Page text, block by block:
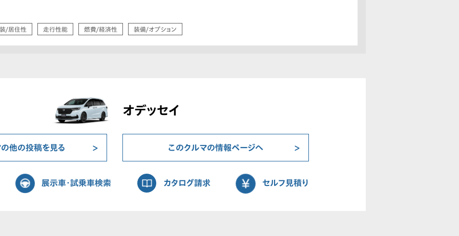
/居住性 走行性能 燃費/経済性 装備/オプション
オデッセイ
他の投稿を見る このクルマの情報ページへ
展示車・試乗車検索 カタログ請求 セルフ見積り